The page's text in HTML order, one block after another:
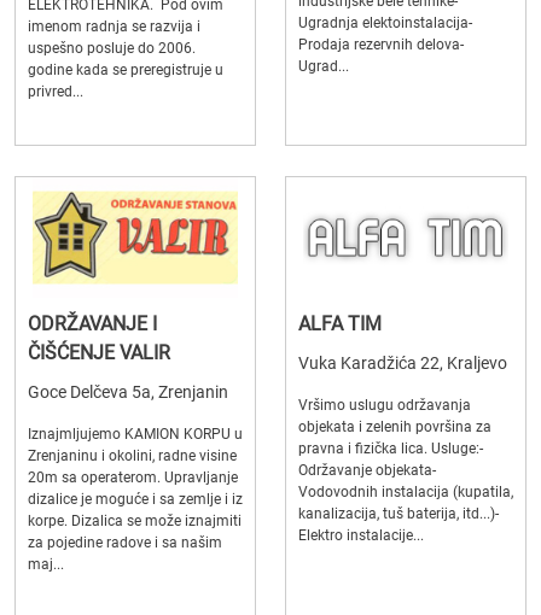
ELEKTROTEHNIKA. Pod ovim
imenom radnja se razvija i
uspešno posluje do 2006.
godine kada se preregistruje u
privred...
Ugradnja elektoinstalacija-
Prodaja rezervnih delova-
Ugrad...
ODRŽAVANJE I
ČIŠĆENJE VALIR
Goce Delčeva 5a, Zrenjanin
Iznajmljujemo KAMION KORPU u
Zrenjaninu i okolini, radne visine
20m sa operaterom. Upravljanje
dizalice je moguće i sa zemlje i iz
korpe. Dizalica se može iznajmiti
za pojedine radove i sa našim
maj...
ALFA TIM
Vuka Karadžića 22, Kraljevo
Vršimo uslugu održavanja
objekata i zelenih površina za
pravna i fizička lica. Usluge:-
Održavanje objekata-
Vodovodnih instalacija (kupatila,
kanalizacija, tuš baterija, itd...)-
Elektro instalacije...